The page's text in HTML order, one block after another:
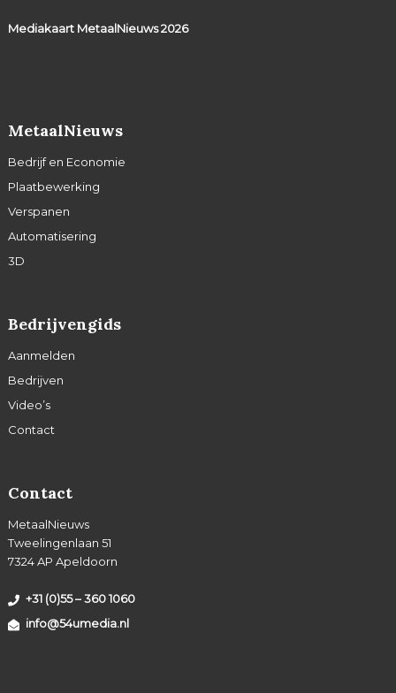
Mediakaart MetaalNieuws2026
MetaalNieuws
Bedrijf en Economie
Plaatbewerking
Verspanen
Automatisering
3D
Bedrijvengids
Aanmelden
Bedrijven
Video’s
Contact
Contact
MetaalNieuws
Tweelingenlaan 51
7324 AP Apeldoorn
+31 (0)55 – 360 1060
info@54umedia.nl